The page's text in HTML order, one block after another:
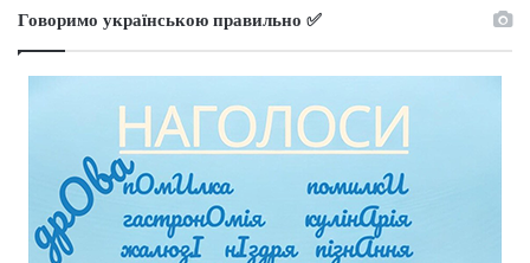
Говоримо українською правильно ✅